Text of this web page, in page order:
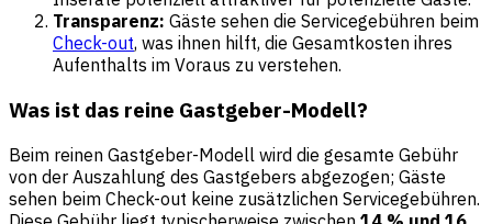
Transparenz: Gäste sehen die Servicegebühren beim
Check-out, was ihnen hilft, die Gesamtkosten ihres
Aufenthalts im Voraus zu verstehen.
Was ist das reine Gastgeber-Modell?
Beim reinen Gastgeber-Modell wird die gesamte Gebühr
von der Auszahlung des Gastgebers abgezogen; Gäste
sehen beim Check-out keine zusätzlichen Servicegebühren.